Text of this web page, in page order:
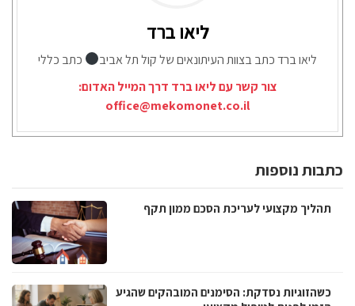
ליאו ברד
ליאו ברד כתב בצוות העיתונאים של קול תל אביב
כתב כללי
צור קשר עם ליאו ברד דרך המייל האדום:
office@mekomonet.co.il
כתבות נוספות
תהליך מקצועי לעריכת הסכם ממון תקף
כשהזוגיות נסדקת: הסימנים המובהקים שהגיע